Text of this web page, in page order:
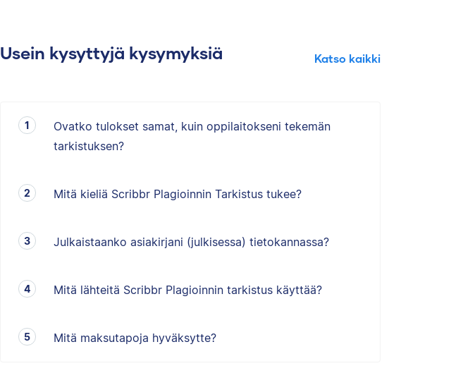
Usein kysyttyjä kysymyksiä Katso kaikki
Ovatko tulokset samat, kuin oppilaitokseni tekemän
tarkistuksen?
Mitä kieliä Scribbr Plagioinnin Tarkistus tukee?
Julkaistaanko asiakirjani (julkisessa) tietokannassa?
Mitä lähteitä Scribbr Plagioinnin tarkistus käyttää?
Mitä maksutapoja hyväksytte?